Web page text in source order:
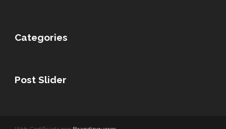
Categories
Post Slider